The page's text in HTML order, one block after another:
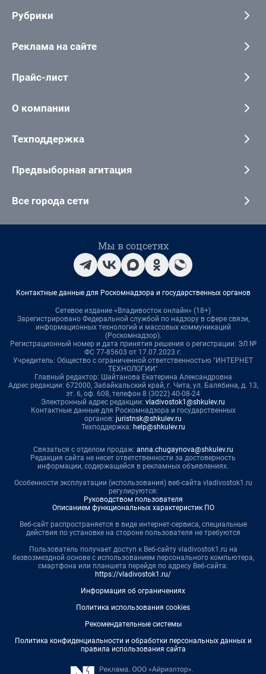
Рубрики
Реклама на сайте
Прайс-лист
О компании
Техподдержка
Предвыборная агитация
Все города сети
Мы в соцсетях
Контактные данные для Роскомнадзора и государственных органов
Сетевое издание «Владивосток онлайн» (18+)
Зарегистрировано Федеральной службой по надзору в сфере связи,
информационных технологий и массовых коммуникаций
(Роскомнадзор).
Регистрационный номер и дата принятия решения о регистрации: ЭЛ №
ФС 77-85603 от 17.07.2023 г.
Учредитель: Общество с ограниченной ответственностью "ИНТЕРНЕТ
ТЕХНОЛОГИИ"
Главный редактор: Шайтанова Екатерина Александровна
Адрес редакции: 672000, Забайкальский край, г. Чита, ул. Балябина, д. 13,
эт. 6, оф. 608, телефон 8 (3022) 40-08-24
Электронный адрес редакции: vladivostok1@shkulev.ru
Контактные данные для Роскомнадзора и государственных
органов: juristnsk@shkulev.ru
Техподдержка: help@shkulev.ru
Связаться с отделом продаж: anna.chugaynova@shkulev.ru
Редакция сайта не несет ответственности за достоверность
информации, содержащейся в рекламных объявлениях.
Особенности эксплуатации (использования) веб-сайта vladivostok1.ru
регулируются:
Руководством пользователя
Описанием функциональных характеристик ПО
Веб-сайт распространяется в виде интернет-сервиса, специальные
действия по установке на стороне пользователя не требуются
Пользователь получает доступ к Веб-сайту vladivostok1.ru на
безвозмездной основе с использованием персонального компьютера,
смартфона или планшета перейдя по адресу Веб-сайта:
https://vladivostok1.ru/
Информация об ограничениях
Политика использования cookies
Рекомендательные системы
Политика конфиденциальности и обработки персональных данных и
правила использования сайта